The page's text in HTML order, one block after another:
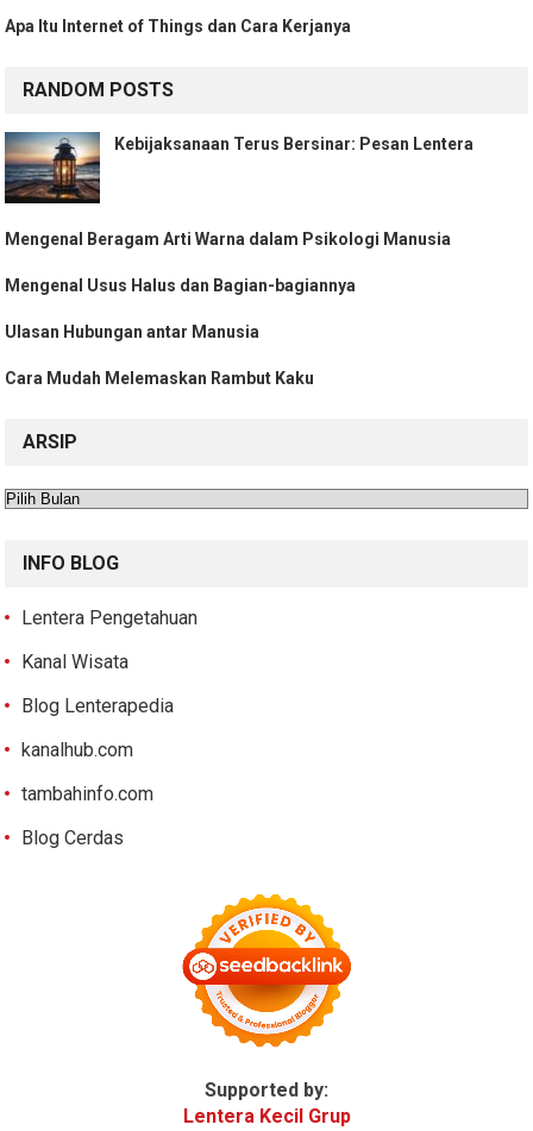
Apa Itu Internet of Things dan Cara Kerjanya
RANDOM POSTS
Kebijaksanaan Terus Bersinar: Pesan Lentera
Mengenal Beragam Arti Warna dalam Psikologi Manusia
Mengenal Usus Halus dan Bagian-bagiannya
Ulasan Hubungan antar Manusia
Cara Mudah Melemaskan Rambut Kaku
ARSIP
Arsip
INFO BLOG
Lentera Pengetahuan
Kanal Wisata
Blog Lenterapedia
kanalhub.com
tambahinfo.com
Blog Cerdas
Supported by:
Lentera Kecil Grup